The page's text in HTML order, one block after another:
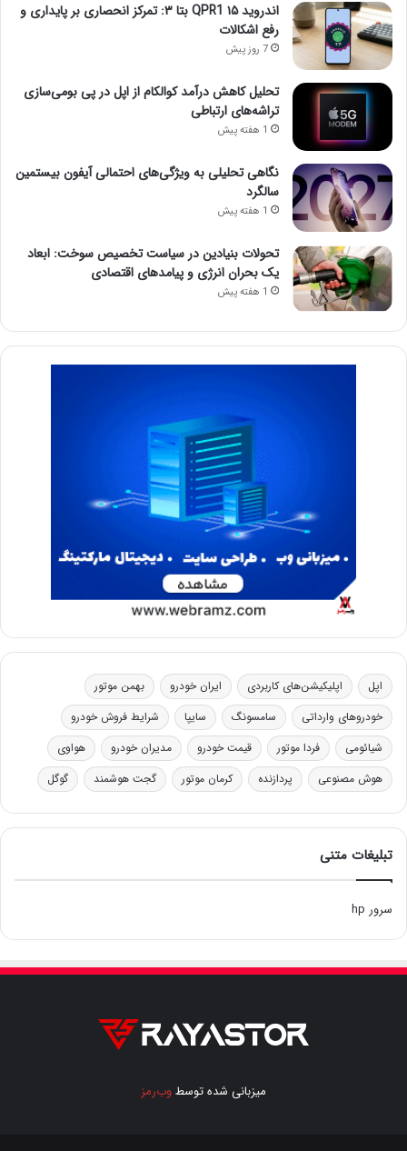
اندروید ۱۵ QPR1 بتا ۳: تمرکز انحصاری بر پایداری و
رفع اشکالات
7 روز پیش
تحلیل کاهش درآمد کوالکام از اپل در پی بومی‌سازی
تراشه‌های ارتباطی
1 هفته پیش
نگاهی تحلیلی به ویژگی‌های احتمالی آیفون بیستمین
سالگرد
1 هفته پیش
تحولات بنیادین در سیاست تخصیص سوخت: ابعاد
یک بحران انرژی و پیامدهای اقتصادی
1 هفته پیش
اپل اپلیکیشن‌های کاربردی ایران خودرو
بهمن موتور
خودروهای وارداتی
سامسونگ سایپا
شرایط فروش خودرو
شیائومی
فردا موتور قیمت خودرو مدیران خودرو
هواوی
هوش مصنوعی
پردازنده کرمان موتور گجت هوشمند گوگل
تبلیغات متنی
سرور hp
میزبانی شده توسطوب‌رمز